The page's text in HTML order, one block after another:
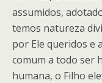
assumidos,
temos natureza
por Ele queridos e
comum a todo ser
humana, o Filho